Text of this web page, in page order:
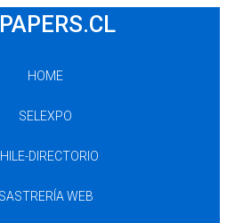
HOME
SELEXPO
DIRECTORIO
SASTRERÍA WEB